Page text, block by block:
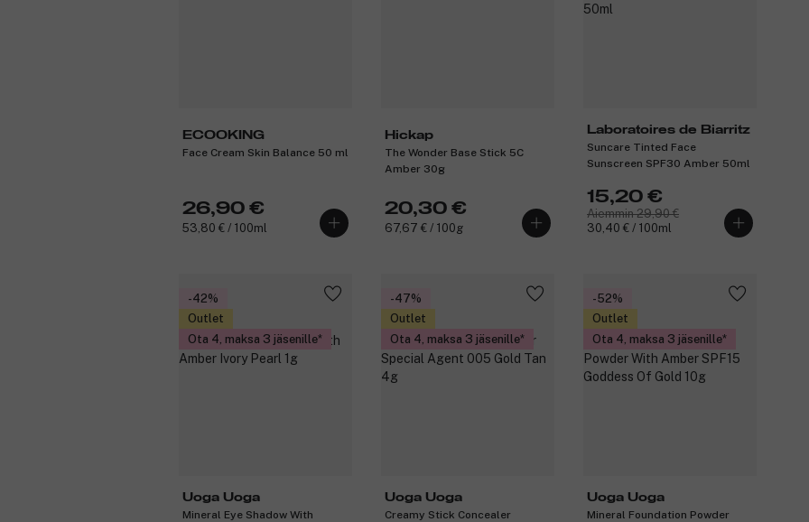
ECOOKING
Face Cream Skin Balance 50 ml
26,90 €
53,80 € / 100ml
Hickap
The Wonder Base Stick 5C
Amber 30g
20,30 €
67,67 € / 100g
Laboratoires de Biarritz
Suncare Tinted Face
Sunscreen SPF30 Amber 50ml
15,20 €
Aiemmin 29,90 €
30,40 € / 100ml
-42%
Outlet
Ota 4, maksa 3 jäsenille
Uoga Uoga
Mineral Eye Shadow With
-47%
Outlet
Ota 4, maksa 3 jäsenille
Uoga Uoga
Creamy Stick Concealer
-52%
Outlet
Ota 4, maksa 3 jäsenille
Uoga Uoga
Mineral Foundation Powder